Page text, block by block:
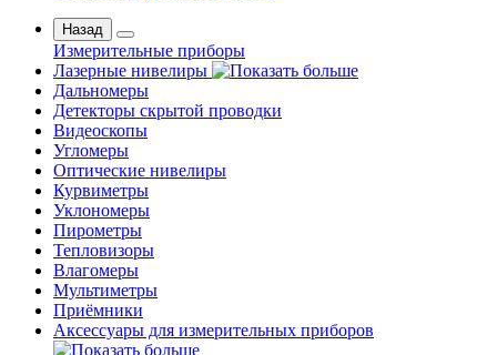
Назад
Измерительные приборы
Лазерные нивелиры
Дальномеры
Детекторы скрытой проводки
Видеоскопы
Угломеры
Оптические нивелиры
Курвиметры
Уклономеры
Пирометры
Тепловизоры
Влагомеры
Мультиметры
Приёмники
Аксессуары для измерительных приборов